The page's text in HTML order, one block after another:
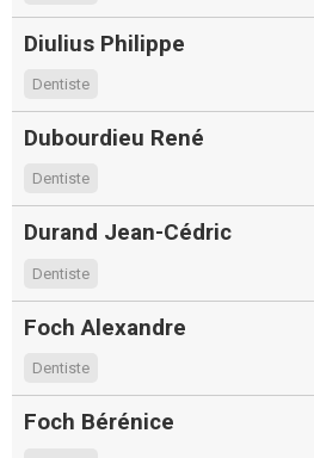
Diulius Philippe
Dentiste
Dubourdieu René
Dentiste
Durand Jean-Cédric
Dentiste
Foch Alexandre
Dentiste
Foch Bérénice